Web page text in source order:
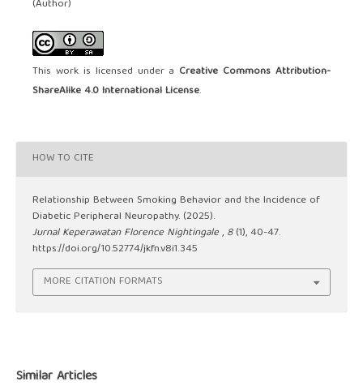
(Author)
This work is licensed under a Creative Commons Attribution-
ShareAlike 4.0 International License.
HOW TO CITE
Relationship Between Smoking Behavior and the Incidence of
Diabetic Peripheral Neuropathy. (2025).
Jurnal Keperawatan Florence Nightingale, 8 (1), 40-47.
https://doi.org/10.52774/jkfn.v8i1.345
MORE CITATION FORMATS
Similar Articles